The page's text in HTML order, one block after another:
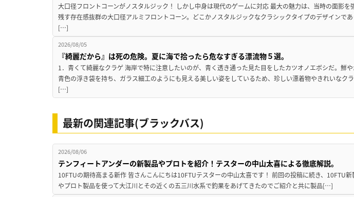
大口径フロントコーンがノスタルジック！ しかし中身は現代のゲームに対応 最大の魅力は、当時の面影を
残す存在感抜群の大口径アルミフロントコーン。どこかノスタルジックなクラシックタイプのデザインであ
[…]
2026/08/05
『綺麗だから』は死の危険。夏に海で拾ったら危なすぎる漂流物５選。
1．青くて綺麗なクラゲ 海岸で特に注意したいのが、青く透き通った見た目をしたカツオノエボシだ。鮮
青色の浮き袋を持ち、ガラス細工のようにも見える美しい姿をしているため、珍しい漂着物やきれいなク
[…]
最新の関連記事(ブラックバス)
2026/08/06
テンフィートアンダーの新製品やプロトを紹介！テスターの中山太喜による徹底解説。
10FTUの期待高まる新作 皆さんこんにちは10FTUテスターの中山太喜です！ 前回の投稿に続き、10FTU新
やプロト製品を使って大江川とその近くの五三川水系で釣果をあげてきたのでご紹介と共に製品[…]